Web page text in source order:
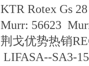
KTR Rotex Gs
Murr: 56623
荆戈优势热销
LIFASA--SA3-